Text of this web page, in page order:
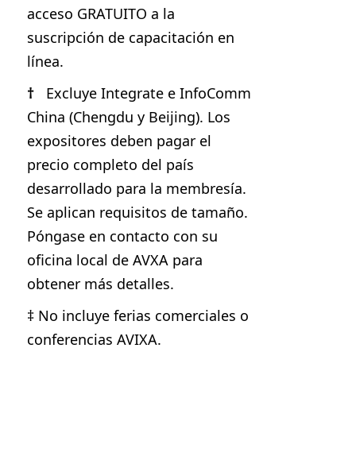
acceso GRATUITO a la
suscripción de capacitación en
línea.
†
Excluye Integrate e InfoComm
China (Chengdu y Beijing). Los
expositores deben pagar el
precio completo del país
desarrollado para la membresía.
Se aplican requisitos de tamaño.
Póngase en contacto con su
oficina local de AVXA para
obtener más detalles.
‡ No incluye ferias comerciales o
conferencias AVIXA.